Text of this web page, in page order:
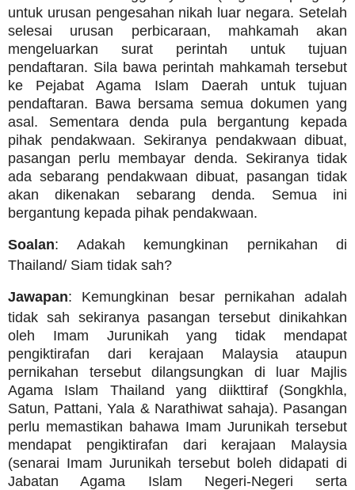
untuk urusan pengesahan nikah luar negara. Setelah
selesai urusan perbicaraan, mahkamah akan
mengeluarkan surat perintah untuk tujuan
pendaftaran. Sila bawa perintah mahkamah tersebut
ke Pejabat Agama Islam Daerah untuk tujuan
pendaftaran. Bawa bersama semua dokumen yang
asal. Sementara denda pula bergantung kepada
pihak pendakwaan. Sekiranya pendakwaan dibuat,
pasangan perlu membayar denda. Sekiranya tidak
ada sebarang pendakwaan dibuat, pasangan tidak
akan dikenakan sebarang denda. Semua ini
bergantung kepada pihak pendakwaan.
Soalan: Adakah kemungkinan pernikahan di
Thailand/ Siam tidak sah?
Jawapan: Kemungkinan besar pernikahan adalah
tidak sah sekiranya pasangan tersebut dinikahkan
oleh Imam Jurunikah yang tidak mendapat
pengiktirafan dari kerajaan Malaysia ataupun
pernikahan tersebut dilangsungkan di luar Majlis
Agama Islam Thailand yang diikttiraf (Songkhla,
Satun, Pattani, Yala & Narathiwat sahaja). Pasangan
perlu memastikan bahawa Imam Jurunikah tersebut
mendapat pengiktirafan dari kerajaan Malaysia
(senarai Imam Jurunikah tersebut boleh didapati di
Jabatan Agama Islam Negeri-Negeri serta